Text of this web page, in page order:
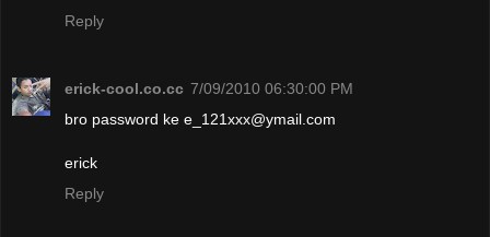
Reply
erick-cool.co.cc 7/09/2010 06:30:00 PM
bro password ke e_121xxx@ymail.com
erick
Reply